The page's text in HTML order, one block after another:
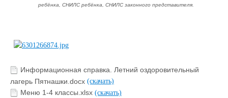
ребёнка, СНИЛС ребёнка, СНИЛС законного представителя.
Информационная справка. Летний оздоровительный
лагерь Пятнашки.docx (скачать)
Меню 1-4 классы.xlsx (скачать)